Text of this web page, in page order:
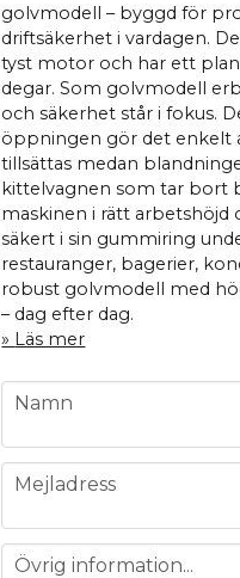
golvmodell – byggd för
driftsäkerhet i vardagen.
tyst motor och har ett
degar. Som golvmodell
och säkerhet står i fokus.
öppningen gör det enkelt
tillsättas medan
kittelvagnen som tar bort
maskinen i rätt
säkert i sin gummiring
restauranger, bagerier,
robust golvmodell med
– dag efter dag.
Läs mer
name
Namn
email
Mejladress
message
Övrig information...